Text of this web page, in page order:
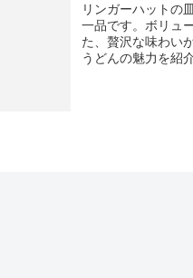
リンガーハットの
一品です。ボリュ
た、贅沢な味わい
うどんの魅力を紹